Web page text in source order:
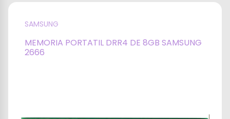
SAMSUNG
MEMORIA PORTATIL DRR4 DE 8GB SAMSUNG
2666